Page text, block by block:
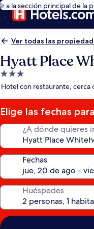
Ir a la sección principal de la
Ver todas las
Hyatt Place
Propiedad
de
estrellas
Hotel con restaurante,
Elige las fechas
¿A dónde quieres
Fechas
Huéspedes